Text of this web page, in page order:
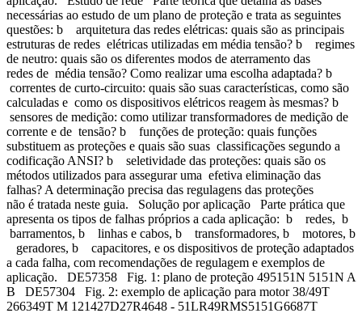
necessárias ao estudo de um plano de proteção e trata as seguintes
questões: b arquitetura das redes elétricas: quais são as principais
estruturas de redes elétricas utilizadas em média tensão? b regimes
de neutro: quais são os diferentes modos de aterramento das
redes de média tensão? Como realizar uma escolha adaptada? b
correntes de curto-circuito: quais são suas características, como são
calculadas e como os dispositivos elétricos reagem às mesmas? b
sensores de medição: como utilizar transformadores de medição de
corrente e de tensão? b funções de proteção: quais funções
substituem as proteções e quais são suas classificações segundo a
codificação ANSI? b seletividade das proteções: quais são os
métodos utilizados para assegurar uma efetiva eliminação das
falhas? A determinação precisa das regulagens das proteções
não é tratada neste guia. Solução por aplicação Parte prática que
apresenta os tipos de falhas próprios a cada aplicação: b redes, b
barramentos, b linhas e cabos, b transformadores, b motores, b
geradores, b capacitores, e os dispositivos de proteção adaptados
a cada falha, com recomendações de regulagem e exemplos de
aplicação. DE57358 Fig. 1: plano de proteção 495151N 5151N A
B DE57304 Fig. 2: exemplo de aplicação para motor 38/49T
266349T M 121427D27R4648 - 51LR49RMS5151G6687T